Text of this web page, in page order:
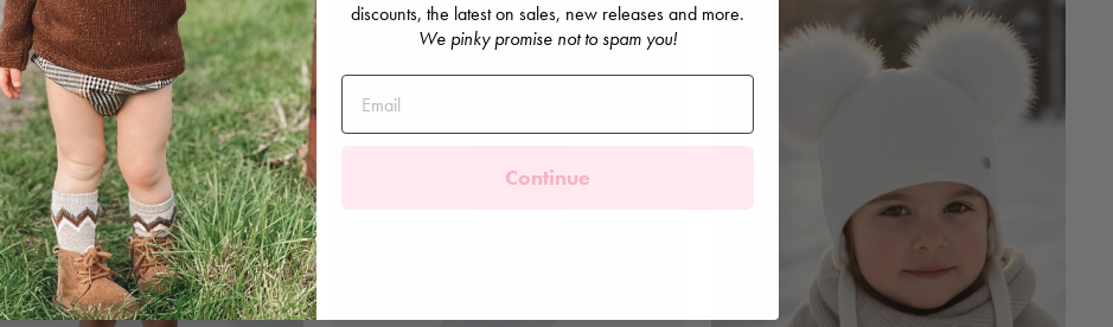
discounts, the latest on sales, new releases and more.
We pinky promise not to spam you!
Continue